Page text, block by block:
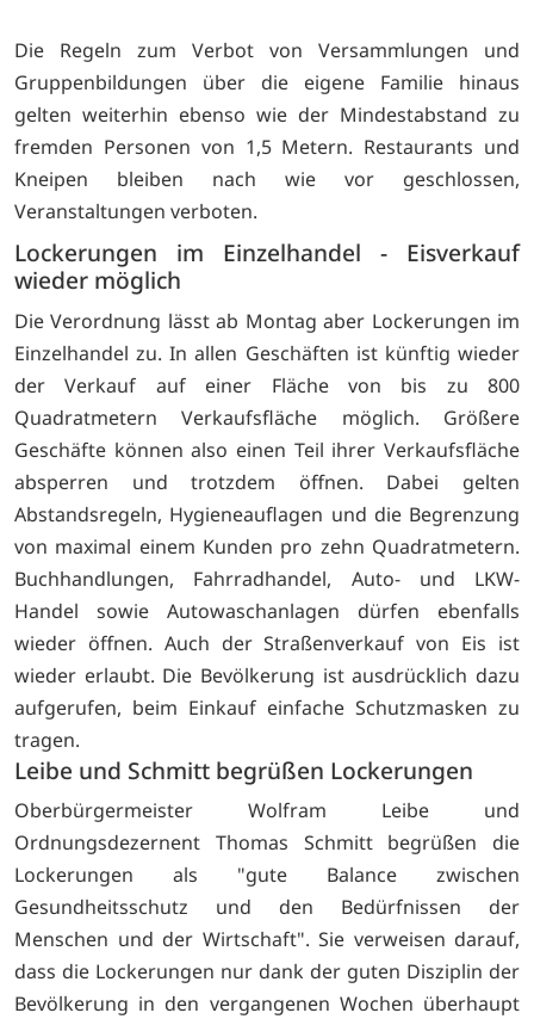
Die Regeln zum Verbot von Versammlungen und
Gruppenbildungen über die eigene Familie hinaus
gelten weiterhin ebenso wie der Mindestabstand zu
fremden Personen von 1,5 Metern. Restaurants und
Kneipen bleiben nach wie vor geschlossen,
Veranstaltungen verboten.
Lockerungen im Einzelhandel - Eisverkauf
wieder möglich
Die Verordnung lässt ab Montag aber Lockerungen im
Einzelhandel zu. In allen Geschäften ist künftig wieder
der Verkauf auf einer Fläche von bis zu 800
Quadratmetern Verkaufsfläche möglich. Größere
Geschäfte können also einen Teil ihrer Verkaufsfläche
absperren und trotzdem öffnen. Dabei gelten
Abstandsregeln, Hygieneauflagen und die Begrenzung
von maximal einem Kunden pro zehn Quadratmetern.
Buchhandlungen, Fahrradhandel, Auto- und LKW-
Handel sowie Autowaschanlagen dürfen ebenfalls
wieder öffnen. Auch der Straßenverkauf von Eis ist
wieder erlaubt. Die Bevölkerung ist ausdrücklich dazu
aufgerufen, beim Einkauf einfache Schutzmasken zu
tragen.
Leibe und Schmitt begrüßen Lockerungen
Oberbürgermeister Wolfram Leibe und
Ordnungsdezernent Thomas Schmitt begrüßen die
Lockerungen als "gute Balance zwischen
Gesundheitsschutz und den Bedürfnissen der
Menschen und der Wirtschaft". Sie verweisen darauf,
dass die Lockerungen nur dank der guten Disziplin der
Bevölkerung in den vergangenen Wochen überhaupt